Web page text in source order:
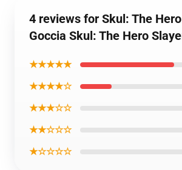
4 reviews for Skul: The
Goccia Skul: The Hero
★★★★★
★★★★☆
★★★☆☆
★★☆☆☆
★☆☆☆☆